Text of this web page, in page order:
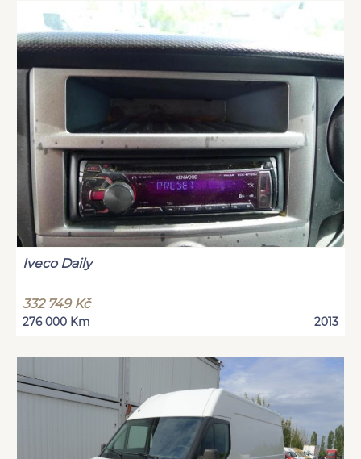
Iveco Daily
332 749 Kč
276 000 Km 2013